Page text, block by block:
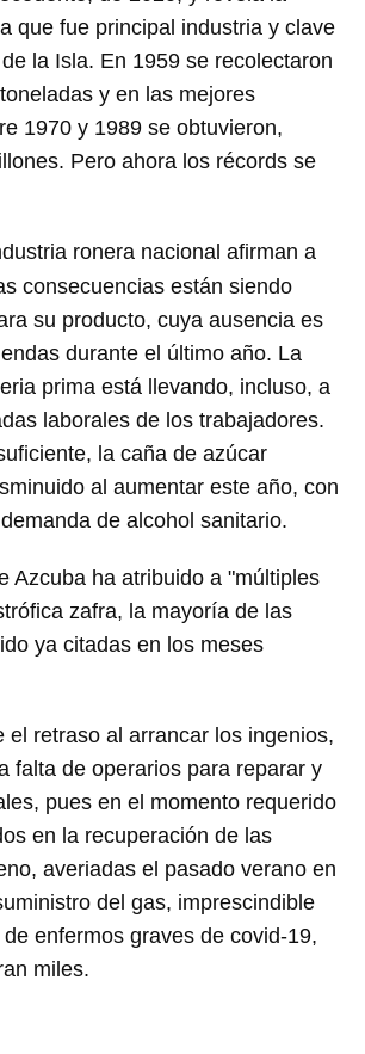
que fue principal industria y clave
la Isla. En 1959 se recolectaron
y en las mejores
1970 y 1989 se obtuvieron,
Pero ahora los récords se
ronera nacional afirman a
consecuencias están siendo
su producto, cuya ausencia es
durante el último año. La
prima está llevando, incluso, a
laborales de los trabajadores.
la caña de azúcar
al aumentar este año, con
de alcohol sanitario.
Azcuba ha atribuido a "múltiples
zafra, la mayoría de las
ya citadas en los meses
el retraso al arrancar los ingenios,
falta de operarios para reparar y
pues en el momento requerido
en la recuperación de las
averiadas el pasado verano en
del gas, imprescindible
enfermos graves de covid-19,
miles.